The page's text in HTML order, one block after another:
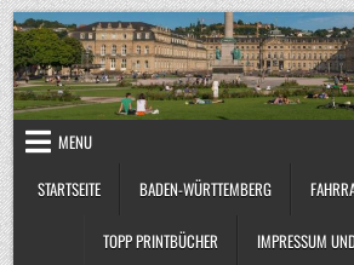
Skip
to
content
MENU
STARTSEITE
BADEN-WÜRTTEMBERG
TOPP PRINTBÜCHER IMPRESSUM